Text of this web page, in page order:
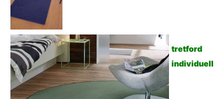
tretford
individuell